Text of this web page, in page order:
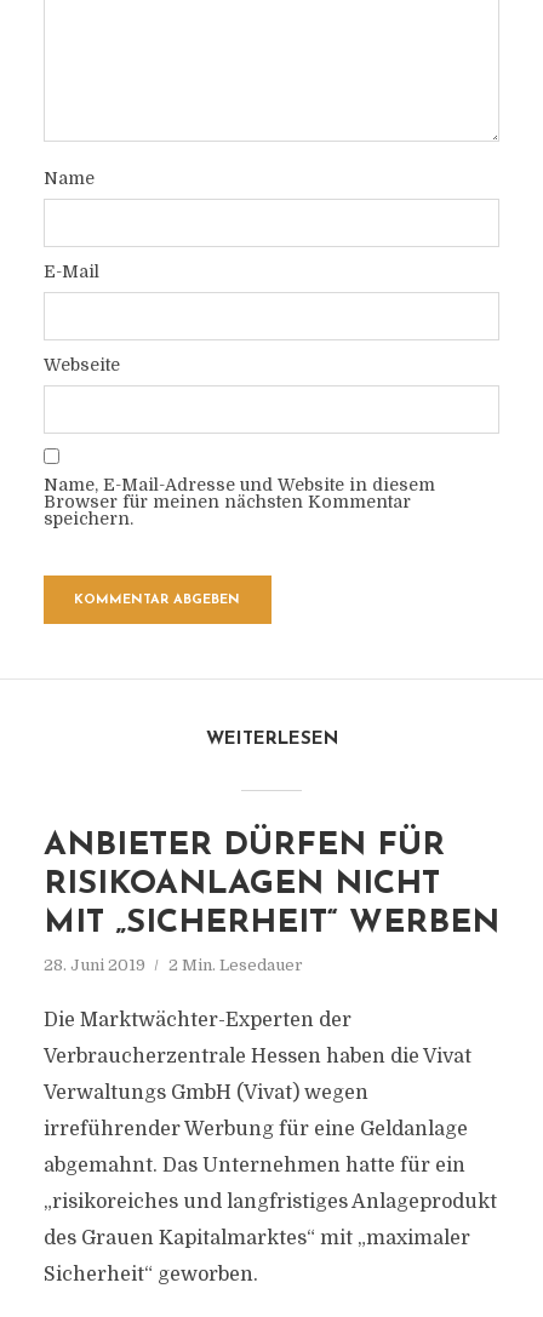
Name
E-Mail
Webseite
Name, E-Mail-Adresse und Website in diesem
Browser für meinen nächsten Kommentar
speichern.
WEITERLESEN
ANBIETER DÜRFEN FÜR
RISIKOANLAGEN NICHT
MIT „SICHERHEIT“ WERBEN
28. Juni 2019 2 Min. Lesedauer
Die Marktwächter-Experten der
Verbraucherzentrale Hessen haben die Vivat
Verwaltungs GmbH (Vivat) wegen
irreführender Werbung für eine Geldanlage
abgemahnt. Das Unternehmen hatte für ein
„risikoreiches und langfristiges Anlageprodukt
des Grauen Kapitalmarktes“ mit „maximaler
Sicherheit“ geworben.